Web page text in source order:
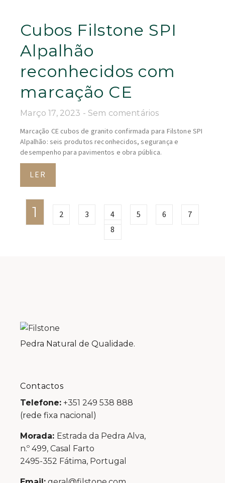
Cubos Filstone SPI
Alpalhão
reconhecidos com
marcação CE
Março 17, 2023 Sem comentários
Marcação CE cubos de granito confirmada para Filstone SPI
Alpalhão: seis produtos reconhecidos, segurança e
desempenho para pavimentos e obra pública.
LER
1 2 3 4 5 6
7
8
Pedra Natural de Qualidade.
Contactos
Telefone: +351 249 538 888
(rede fixa nacional)
Morada: Estrada da Pedra Alva,
n.º 499, Casal Farto
2495-352 Fátima, Portugal